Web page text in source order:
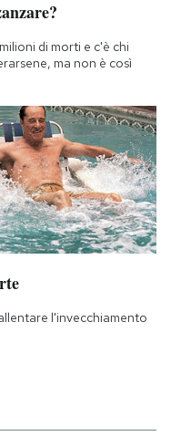
di morti e c'è chi
ma non è così
l'invecchiamento